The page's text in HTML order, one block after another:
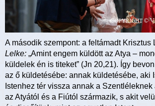
A második szempont: a feltámadt Krisztus
Lelke: „Amint engem küldött az Atya –
küldelek én is titeket” (Jn 20,21). Így
az ő küldetésébe: annak küldetésébe, aki
Istenhez tér vissza annak a
az Atyától és a Fiútól származik, s akit